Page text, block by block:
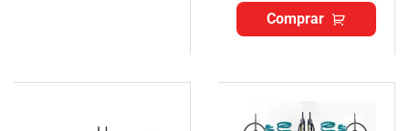
Comprar